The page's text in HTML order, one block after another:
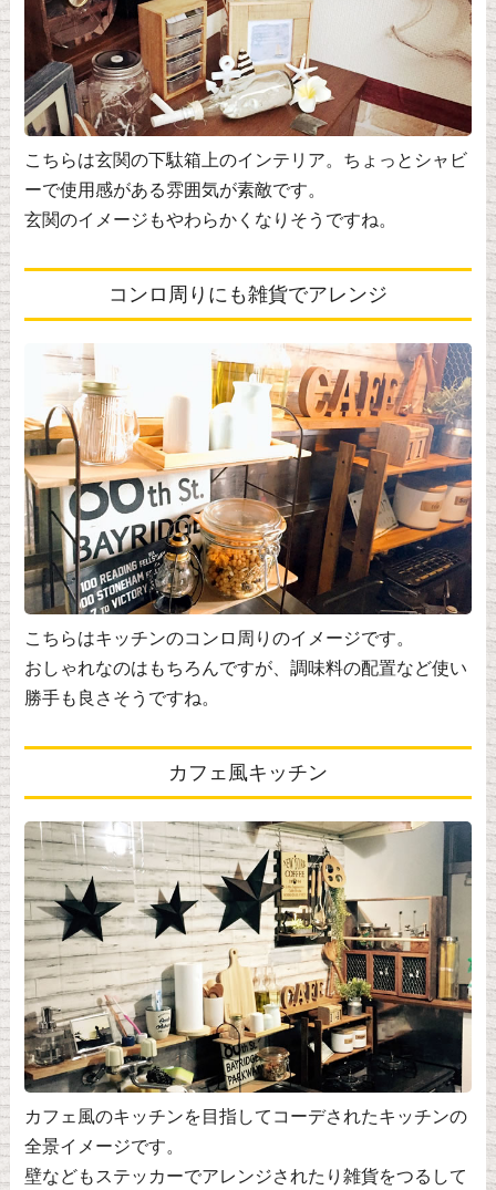
こちらは玄関の下駄箱上のインテリア。ちょっとシャビ
ーで使用感がある雰囲気が素敵です。
玄関のイメージもやわらかくなりそうですね。
コンロ周りにも雑貨でアレンジ
こちらはキッチンのコンロ周りのイメージです。
おしゃれなのはもちろんですが、調味料の配置など使い
勝手も良さそうですね。
カフェ風キッチン
カフェ風のキッチンを目指してコーデされたキッチンの
全景イメージです。
壁などもステッカーでアレンジされたり雑貨をつるして